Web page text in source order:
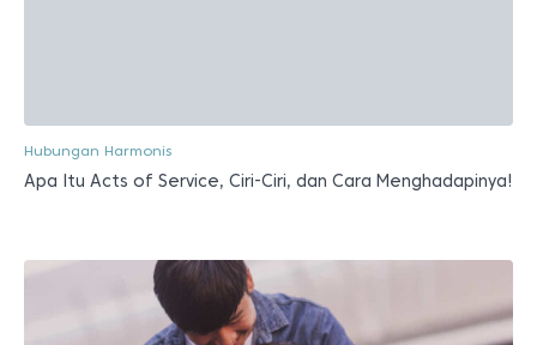
Hubungan Harmonis
Apa Itu Acts of Service, Ciri-Ciri, dan Cara Menghadapinya!